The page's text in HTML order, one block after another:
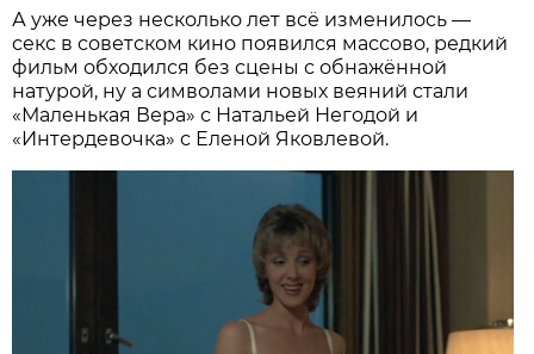
А уже через несколько лет всё изменилось —
секс в советском кино появился массово, редкий
фильм обходился без сцены с обнажённой
натурой, ну а символами новых веяний стали
«Маленькая Вера» с Натальей Негодой и
«Интердевочка» с Еленой Яковлевой.